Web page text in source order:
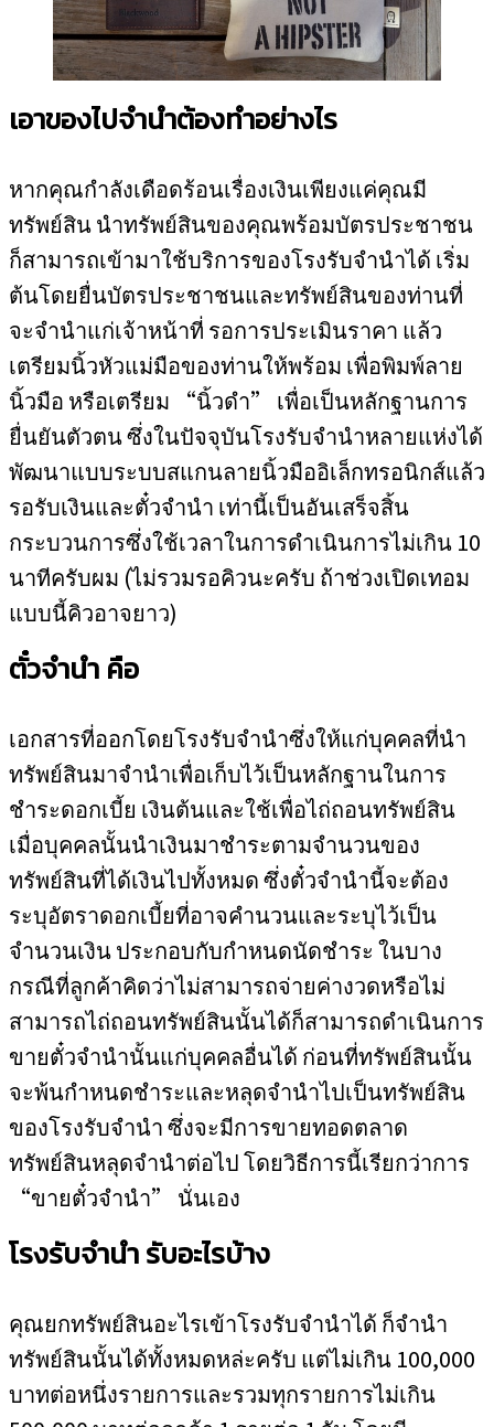
เอาของไปจำนำต้องทำอย่างไร
หากคุณกำลังเดือดร้อนเรื่องเงินเพียงแค่คุณมี
ทรัพย์สิน นำทรัพย์สินของคุณพร้อมบัตรประชาชน
ก็สามารถเข้ามาใช้บริการของโรงรับจำนำได้ เริ่ม
ต้นโดยยื่นบัตรประชาชนและทรัพย์สินของท่านที่
จะจำนำแก่เจ้าหน้าที่ รอการประเมินราคา แล้ว
เตรียมนิ้วหัวแม่มือของท่านให้พร้อม เพื่อพิมพ์ลาย
นิ้วมือ หรือเตรียม “นิ้วดำ” เพื่อเป็นหลักฐานการ
ยื่นยันตัวตน ซึ่งในปัจจุบันโรงรับจำนำหลายแห่งได้
พัฒนาแบบระบบสแกนลายนิ้วมืออิเล็กทรอนิกส์แล้ว
รอรับเงินและตั๋วจำนำ เท่านี้เป็นอันเสร็จสิ้น
กระบวนการซึ่งใช้เวลาในการดำเนินการไม่เกิน 10
นาทีครับผม (ไม่รวมรอคิวนะครับ ถ้าช่วงเปิดเทอม
แบบนี้คิวอาจยาว)
ตั๋วจำนำ คือ
เอกสารที่ออกโดยโรงรับจำนำซึ่งให้แก่บุคคลที่นำ
ทรัพย์สินมาจำนำเพื่อเก็บไว้เป็นหลักฐานในการ
ชำระดอกเบี้ย เงินต้นและใช้เพื่อไถ่ถอนทรัพย์สิน
เมื่อบุคคลนั้นนำเงินมาชำระตามจำนวนของ
ทรัพย์สินที่ได้เงินไปทั้งหมด ซึ่งตั๋วจำนำนี้จะต้อง
ระบุอัตราดอกเบี้ยที่อาจคำนวนและระบุไว้เป็น
จำนวนเงิน ประกอบกับกำหนดนัดชำระ ในบาง
กรณีที่ลูกค้าคิดว่าไม่สามารถจ่ายค่างวดหรือไม่
สามารถไถ่ถอนทรัพย์สินนั้นได้ก็สามารถดำเนินการ
ขายตั๋วจำนำนั้นแก่บุคคลอื่นได้ ก่อนที่ทรัพย์สินนั้น
จะพ้นกำหนดชำระและหลุดจำนำไปเป็นทรัพย์สิน
ของโรงรับจำนำ ซึ่งจะมีการขายทอดตลาด
ทรัพย์สินหลุดจำนำต่อไป โดยวิธีการนี้เรียกว่าการ
“ขายตั๋วจำนำ” นั่นเอง
โรงรับจำนำ รับอะไรบ้าง
คุณยกทรัพย์สินอะไรเข้าโรงรับจำนำได้ ก็จำนำ
ทรัพย์สินนั้นได้ทั้งหมดหล่ะครับ แต่ไม่เกิน 100,000
บาทต่อหนึ่งรายการและรวมทุกรายการไม่เกิน